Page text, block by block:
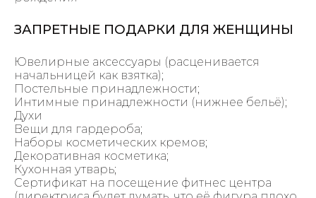
ЗАПРЕТНЫЕ ПОДАРКИ ДЛЯ ЖЕНЩИНЫ
Ювелирные аксессуары (расценивается
начальницей как взятка);
Постельные принадлежности;
Интимные принадлежности (нижнее бельё);
Духи
Вещи для гардероба;
Наборы косметических кремов;
Декоративная косметика;
Кухонная утварь;
Сертификат на посещение фитнес центра